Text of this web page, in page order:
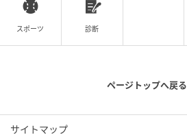
スポーツ 診断
ページトップへ戻る
サイトマップ